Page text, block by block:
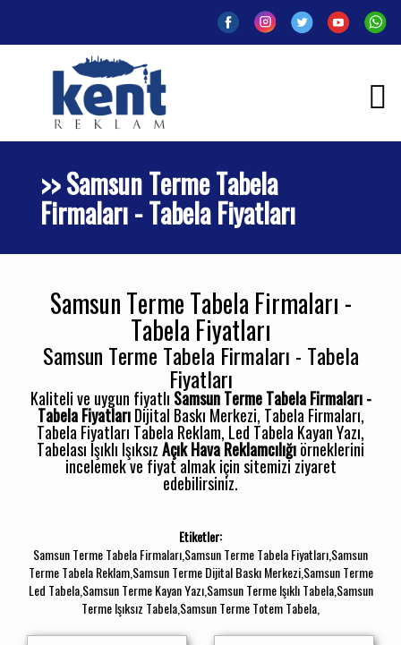
>> Samsun Terme Tabela
Firmaları - Tabela Fiyatları
Samsun Terme Tabela Firmaları -
Tabela Fiyatları
Samsun Terme Tabela Firmaları - Tabela
Fiyatları
Kaliteli ve uygun fiyatlı Samsun Terme Tabela Firmaları -
Tabela FiyatlarıDijital Baskı Merkezi, Tabela Firmaları,
Tabela Fiyatları Tabela Reklam, Led Tabela Kayan Yazı,
Tabelası Işıklı IşıksızAçık Hava Reklamcılığıörneklerini
incelemek ve fiyat almak için sitemizi ziyaret
edebilirsiniz.
Etiketler:
Samsun Terme Tabela Firmaları,Samsun Terme Tabela Fiyatları,Samsun
Terme Tabela Reklam,Samsun Terme Dijital Baskı Merkezi,Samsun Terme
Led Tabela,Samsun Terme Kayan Yazı,Samsun Terme Işıklı Tabela,Samsun
Terme Işıksız Tabela,Samsun Terme Totem Tabela,